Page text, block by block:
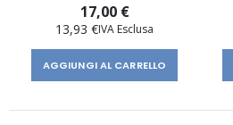
17,00 €
13,93 €
AGGIUNGI AL CARRELLO